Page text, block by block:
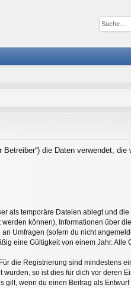
die Daten verwendet, die
als temporäre Dateien ablegt und
können), Informationen über
Umfragen (sofern du nicht
eine Gültigkeit von einem Jahr. Alle
die Registrierung sind mindestens
so ist dies für dich vor deren
wenn du einen Beitrag als